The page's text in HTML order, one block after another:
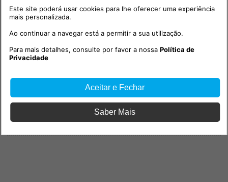
Este site poderá usar cookies para lhe oferecer uma experiência
mais personalizada.
Ao continuar a navegar está a permitir a sua utilização.
Para mais detalhes, consulte por favor a nossaPolítica de
Privacidade
Aceitar e Fechar
Saber Mais